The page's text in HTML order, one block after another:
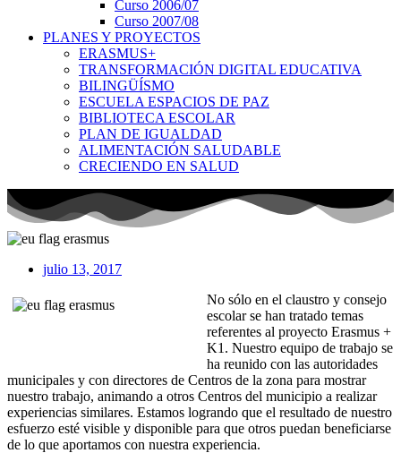
Curso 2006/07
Curso 2007/08
PLANES Y PROYECTOS
ERASMUS+
TRANSFORMACIÓN DIGITAL EDUCATIVA
BILINGÜÍSMO
ESCUELA ESPACIOS DE PAZ
BIBLIOTECA ESCOLAR
PLAN DE IGUALDAD
ALIMENTACIÓN SALUDABLE
CRECIENDO EN SALUD
julio 13, 2017
No sólo en el claustro y consejo
escolar se han tratado temas
referentes al proyecto Erasmus +
K1. Nuestro equipo de trabajo se
ha reunido con las autoridades
municipales y con directores de Centros de la zona para mostrar
nuestro trabajo, animando a otros Centros del municipio a realizar
experiencias similares. Estamos logrando que el resultado de nuestro
esfuerzo esté visible y disponible para que otros puedan beneficiarse
de lo que aportamos con nuestra experiencia.